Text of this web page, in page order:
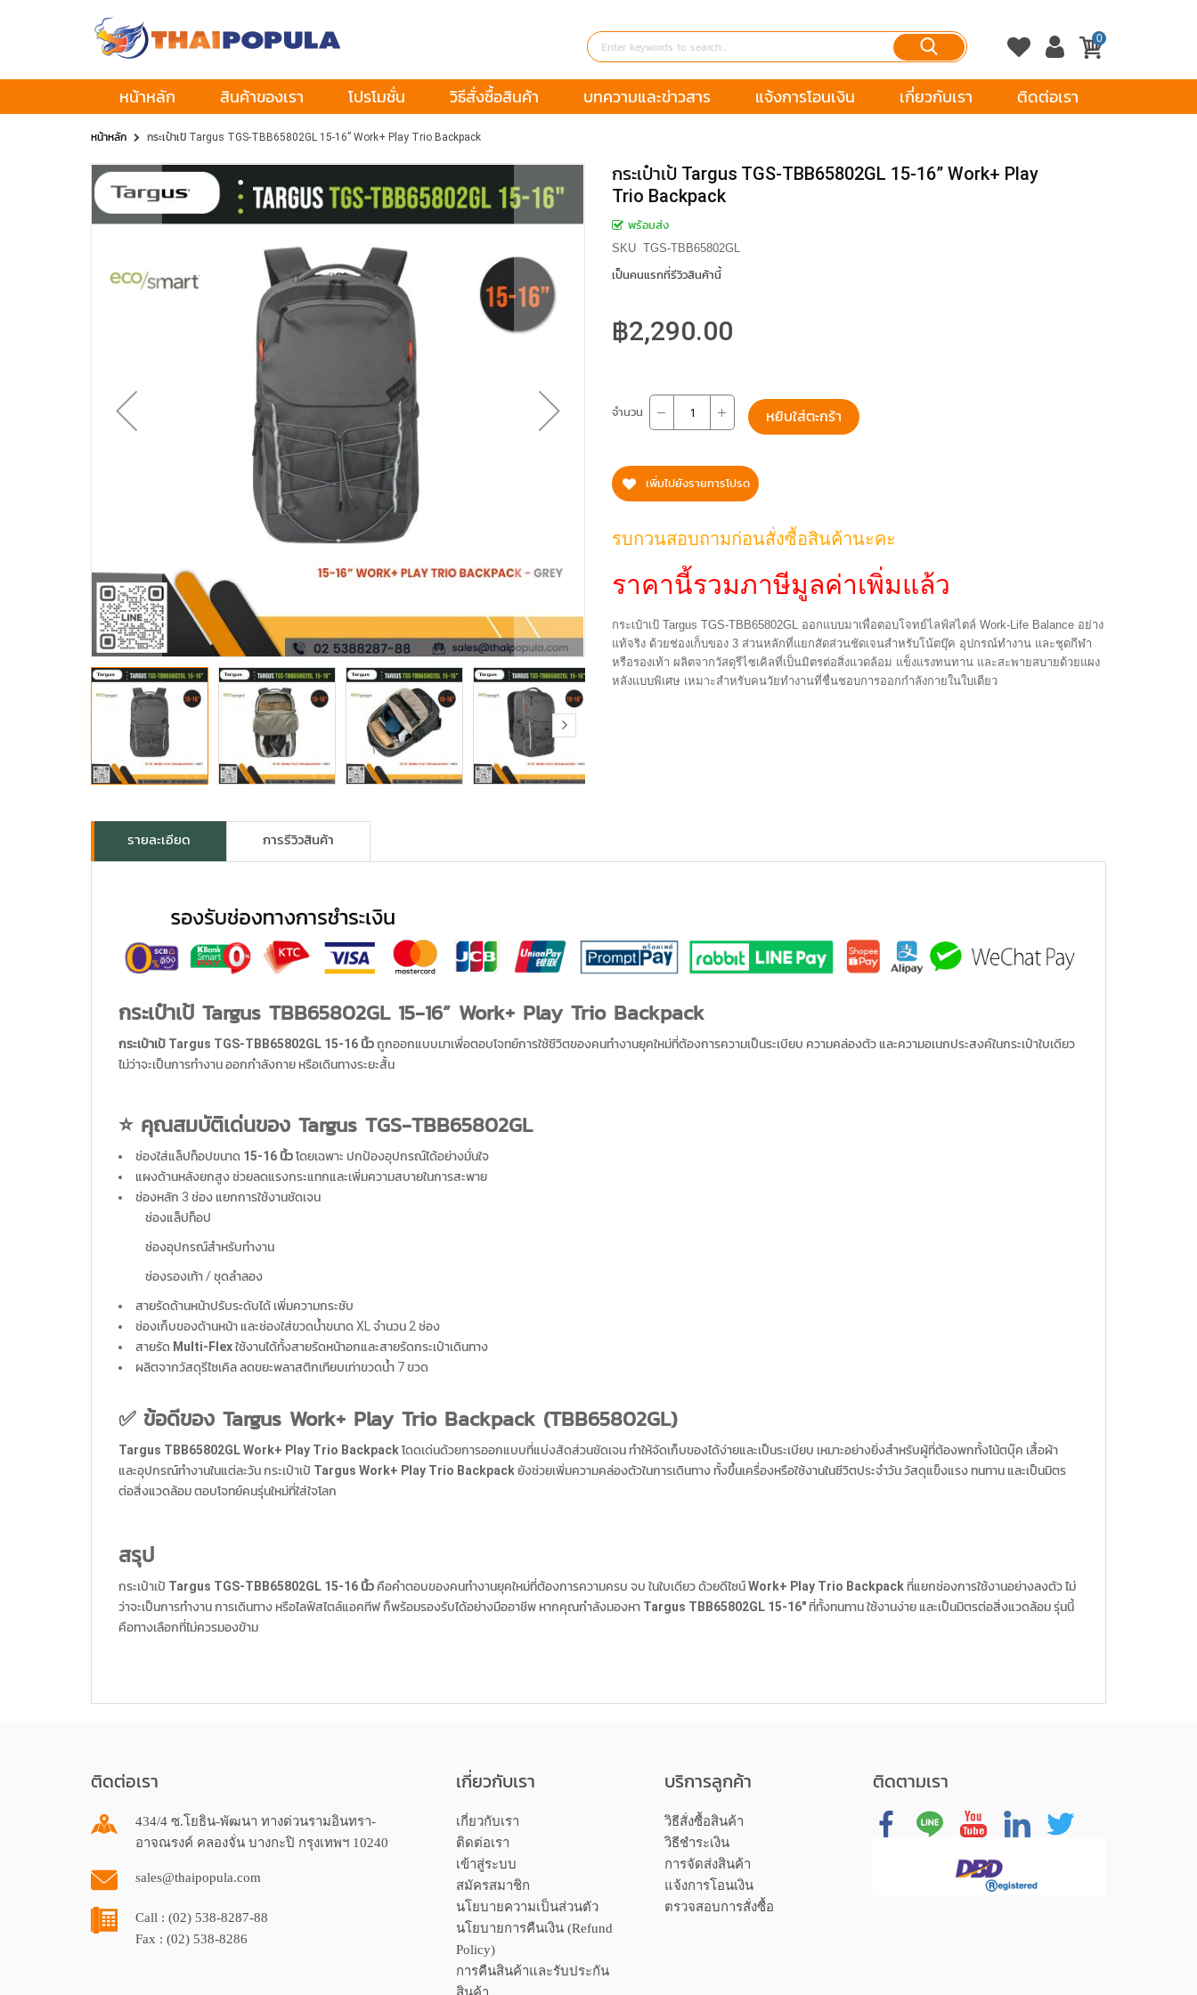
0
หน้าหลัก สินค้าของเรา โปรโมชั่น แจ้งการโอนเงิน เกี่ยวกับเรา ติดต่อเรา
วิธีสั่งซื้อสินค้า บทความและข่าวสาร
หน้าหลัก กระเป๋าเป้ Targus TGS-TBB65802GL 15-16” Work+ Play Trio Backpack
กระเป๋าเป้ Targus TGS-TBB65802GL 15-16” Work+ Play
Trio Backpack
พร้อมส่ง
SKU TGS-TBB65802GL
เป็นคนแรกที่รีวิวสินค้านี้
฿2,290.00
จำนวน หยิบใส่ตะกร้า
เพิ่มไปยังรายการโปรด
รบกวนสอบถามก่อนสั่งซื้อสินค้านะคะ
ราคานี้รวมภาษีมูลค่าเพิ่มแล้ว
กระเป๋าเป้ Targus TGS-TBB65802GL ออกแบบมาเพื่อตอบโจทย์ไลฟ์สไตล์ Work-Life Balance อย่าง
แท้จริง ด้วยช่องเก็บของ 3 ส่วนหลักที่แยกสัดส่วนชัดเจนสำหรับโน้ตบุ๊ค อุปกรณ์ทำงาน และชุดกีฬา
หรือรองเท้า ผลิตจากวัสดุรีไซเคิลที่เป็นมิตรต่อสิ่งแวดล้อม แข็งแรงทนทาน และสะพายสบายด้วยแผง
หลังแบบพิเศษ เหมาะสำหรับคนวัยทำงานที่ชื่นชอบการออกกำลังกายในใบเดียว
รายละเอียด การรีวิวสินค้า
กระเป๋าเป้ Targus TBB65802GL 15-16” Work+ Play Trio Backpack
กระเป๋าเป้ Targus TGS-TBB65802GL 15-16 นิ้วถูกออกแบบมาเพื่อตอบโจทย์การใช้ชีวิตของคนทำงานยุคใหม่ที่ต้องการความเป็นระเบียบ ความคล่องตัว และความอเนกประสงค์ในกระเป๋าใบเดียว
ไม่ว่าจะเป็นการทำงาน ออกกำลังกาย หรือเดินทางระยะสั้น
⭐ คุณสมบัติเด่นของ Targus TGS-TBB65802GL
ช่องใส่แล็ปท็อปขนาด 15-16 นิ้วโดยเฉพาะ ปกป้องอุปกรณ์ได้อย่างมั่นใจ
แผงด้านหลังยกสูง ช่วยลดแรงกระแทกและเพิ่มความสบายในการสะพาย
ช่องหลัก 3 ช่อง แยกการใช้งานชัดเจน
ช่องแล็ปท็อป
ช่องอุปกรณ์สำหรับทำงาน
ช่องรองเท้า / ชุดลำลอง
สายรัดด้านหน้าปรับระดับได้ เพิ่มความกระชับ
ช่องเก็บของด้านหน้า และช่องใส่ขวดน้ำขนาด XL จำนวน 2 ช่อง
สายรัด Multi-Flexใช้งานได้ทั้งสายรัดหน้าอกและสายรัดกระเป๋าเดินทาง
ผลิตจากวัสดุรีไซเคิล ลดขยะพลาสติกเทียบเท่าขวดน้ำ 7 ขวด
✅ ข้อดีของ Targus Work+ Play Trio Backpack (TBB65802GL)
Targus TBB65802GL Work+ Play Trio Backpackโดดเด่นด้วยการออกแบบที่แบ่งสัดส่วนชัดเจน ทำให้จัดเก็บของได้ง่ายและเป็นระเบียบ เหมาะอย่างยิ่งสำหรับผู้ที่ต้องพกทั้งโน้ตบุ๊ค เสื้อผ้า
และอุปกรณ์ทำงานในแต่ละวัน กระเป๋าเป้ Targus Work+ Play Trio Backpackยังช่วยเพิ่มความคล่องตัวในการเดินทาง ทั้งขึ้นเครื่องหรือใช้งานในชีวิตประจำวัน วัสดุแข็งแรง ทนทาน และเป็นมิตร
ต่อสิ่งแวดล้อม ตอบโจทย์คนรุ่นใหม่ที่ใส่ใจโลก
สรุป
กระเป๋าเป้ Targus TGS-TBB65802GL 15-16 นิ้ว คือคำตอบของคนทำงานยุคใหม่ที่ต้องการความครบ จบ ในใบเดียว ด้วยดีไซน์Work+ Play Trio Backpack ที่แยกช่องการใช้งานอย่างลงตัว ไม่
ว่าจะเป็นการทำงาน การเดินทาง หรือไลฟ์สไตล์แอคทีฟ ก็พร้อมรองรับได้อย่างมืออาชีพ หากคุณกำลังมองหา Targus TBB65802GL 15-16″ ที่ทั้งทนทาน ใช้งานง่าย และเป็นมิตรต่อสิ่งแวดล้อม รุ่นนี้
คือทางเลือกที่ไม่ควรมองข้าม
ติดต่อเรา
434/4 ซ.โยธิน-พัฒนา ทางด่วนรามอินทรา-
อาจณรงค์ คลองจั่น บางกะปิ กรุงเทพฯ 10240
sales@thaipopula.com
Call : (02) 538-8287-88
Fax : (02) 538-8286
เกี่ยวกับเรา
เกี่ยวกับเรา
ติดต่อเรา
เข้าสู่ระบบ
สมัครสมาชิก
นโยบายความเป็นส่วนตัว
นโยบายการคืนเงิน (Refund
Policy)
การคืนสินค้าและรับประกัน
บริการลูกค้า
วิธีสั่งซื้อสินค้า
วิธีชำระเงิน
การจัดส่งสินค้า
แจ้งการโอนเงิน
ตรวจสอบการสั่งซื้อ
ติดตามเรา